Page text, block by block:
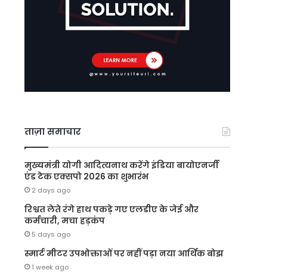
ताज़ा समाचार
मुख्यमंत्री योगी आदित्यनाथ करेंगे इंडिया बायोएनर्जी
एंड टेक एक्सपो 2026 का शुभारंभ
2 days ago
रिश्वत लेते रंगे हाथ पकड़े गए एलडीए के जेई और
कर्मचारी, मचा हड़कंप
5 days ago
स्मार्ट मीटर उपभोक्ताओं पर नहीं पड़ा नया आर्थिक बोझ
1 week ago